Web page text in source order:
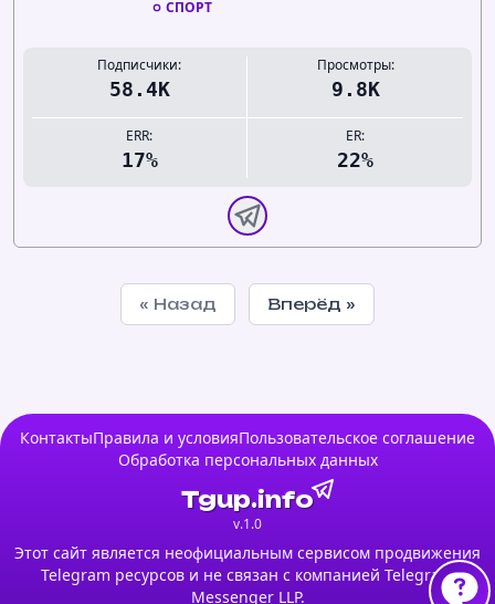
СПОРТ
Подписчики:
58.4K
ERR:
17%
Просмотры:
9.8K
ER:
22%
« Назад Вперёд »
КонтактыПравила и условияПользовательское соглашение
Обработка персональных данных
Tgup.info
v.1.0
Этот сайт является неофициальным сервисом продвижения
Telegram ресурсов и не связан с компанией Telegram
Messenger LLP.